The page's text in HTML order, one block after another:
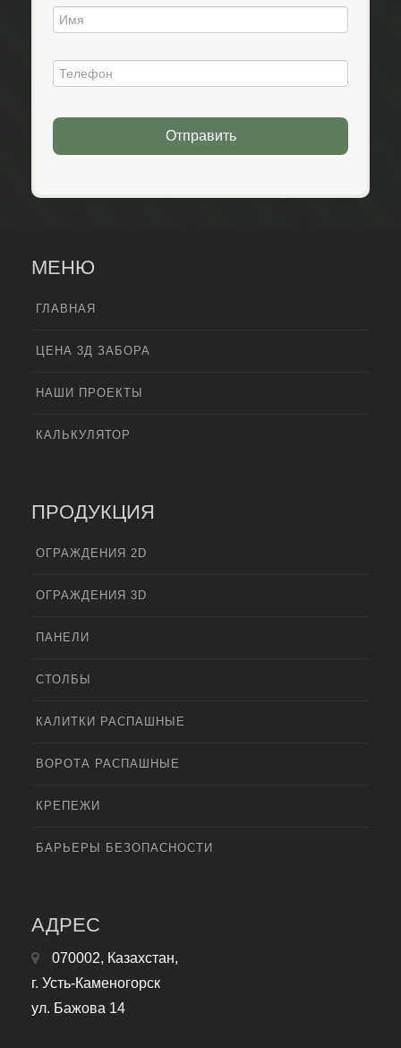
привлекательно. Ограждение ESTETIC
площадок и жилых комплексов.
Отправить
МЕНЮ
ГЛАВНАЯ
ЦЕНА 3Д ЗАБОРА
НАШИ ПРОЕКТЫ
КАЛЬКУЛЯТОР
ПРОДУКЦИЯ
ОГРАЖДЕНИЯ 2D
ОГРАЖДЕНИЯ 3D
ПАНЕЛИ
СТОЛБЫ
КАЛИТКИ РАСПАШНЫЕ
ВОРОТА РАСПАШНЫЕ
КРЕПЕЖИ
БАРЬЕРЫ БЕЗОПАСНОСТИ
АДРЕС
070002, Казахстан,
г. Усть-Каменогорск
ул. Бажова 14